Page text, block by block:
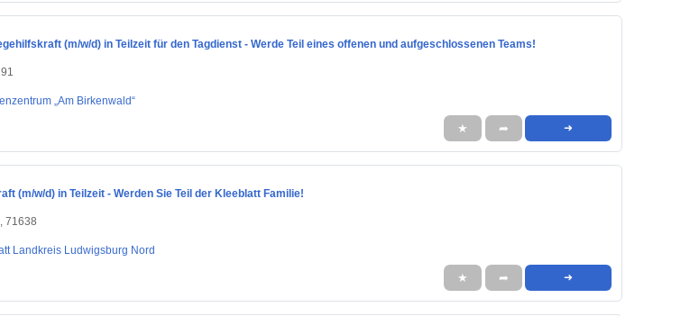
(m/w/d) in Teilzeit für den Tagdienst - Werde Teil eines offenen und aufgeschlossenen Teams!
„Am Birkenwald“
★ ➦ ➜
(m/w/d) in Teilzeit - Werden Sie Teil der Kleeblatt Familie!
71638
Landkreis Ludwigsburg Nord
★ ➦ ➜